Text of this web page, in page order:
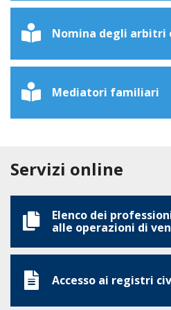
Nomina degli arbitri
Mediatori familiari
Servizi online
Elenco dei
alle operazioni di
Accesso ai registri